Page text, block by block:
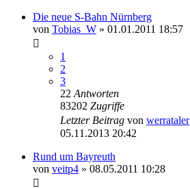
Die neue S-Bahn Nürnberg
von Tobias_W » 01.01.2011 18:57
1
2
3
22 Antworten
83202 Zugriffe
Letzter Beitrag von werrataler
05.11.2013 20:42
Rund um Bayreuth
von veitp4 » 08.05.2011 10:28